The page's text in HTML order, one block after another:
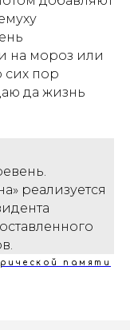
на мороз или
сих пор
да жизнь
реализуется
памяти